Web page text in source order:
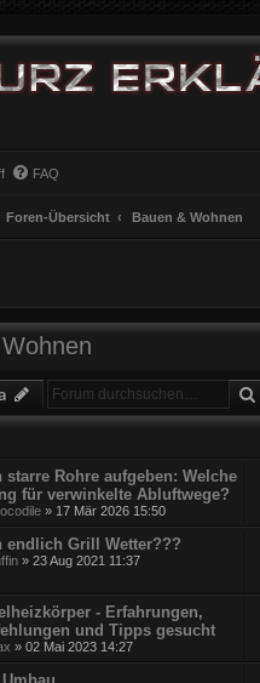
FAQ
Foren-Übersicht Bauen & Wohnen
starre Rohre aufgeben: Welche
für verwinkelte Abluftwege?
» 17 Mär 2026 15:50
endlich Grill Wetter???
» 23 Aug 2021 11:37
- Erfahrungen,
und Tipps gesucht
» 02 Mai 2023 14:27